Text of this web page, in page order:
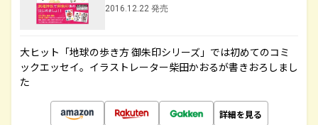
2016.12.22 発売
大ヒット「地球の歩き方 御朱印シリーズ」では初めてのコミ
ックエッセイ。イラストレーター柴田かおるが書きおろしまし
た
詳細を見る